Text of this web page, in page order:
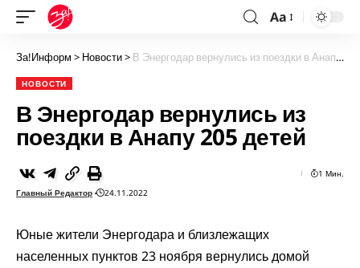
Aa
За!Информ > Новости> В Энергодар вернулись из поездки в Анапу 205 детей
НОВОСТИ
В Энергодар вернулись из
поездки в Анапу 205 детей
Главный Редактор 24.11.2022
1 Мин.
Юные жители Энергодара и близлежащих
населенных пунктов 23 ноября вернулись домой